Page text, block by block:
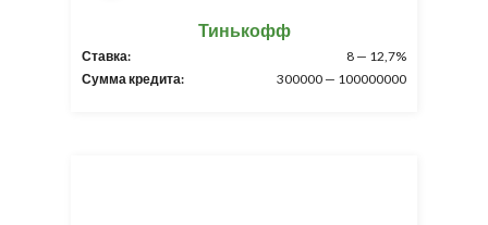
Тинькофф
Ставка:
8 — 12,7%
Сумма кредита:
300000 — 100000000